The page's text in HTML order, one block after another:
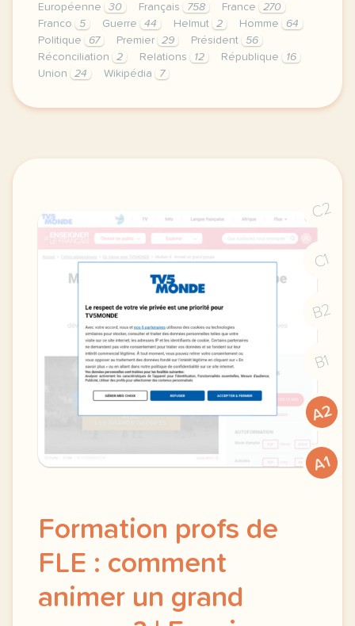
Européenne
30 Français 758 France
270
Franco
5 Guerre 44 Helmut 2 Homme
64
Politique
67 Premier 29 Président
56
Réconciliation
2 Relations 12 République
16
Union
24 Wikipédia 7
le respect de votre vie privee est une priorite
C2
C1
B2
B1
A2
A1
Formation profs de
FLE : comment
animer un grand